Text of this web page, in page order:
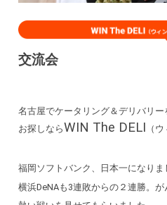
交流会
名古屋でケータリング＆デリバリー
お探しならWIN The DELI （
福岡ソフトバンク、日本一になりま
横浜DeNAも3連敗からの２連勝。が